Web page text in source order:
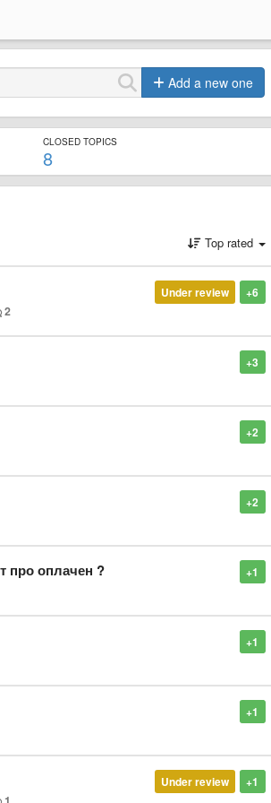
Add a new one
CLOSED TOPICS
8
Top rated
+6
Under review
2
+3
+2
+2
+1
про оплачен ?
+1
+1
+1
Under review